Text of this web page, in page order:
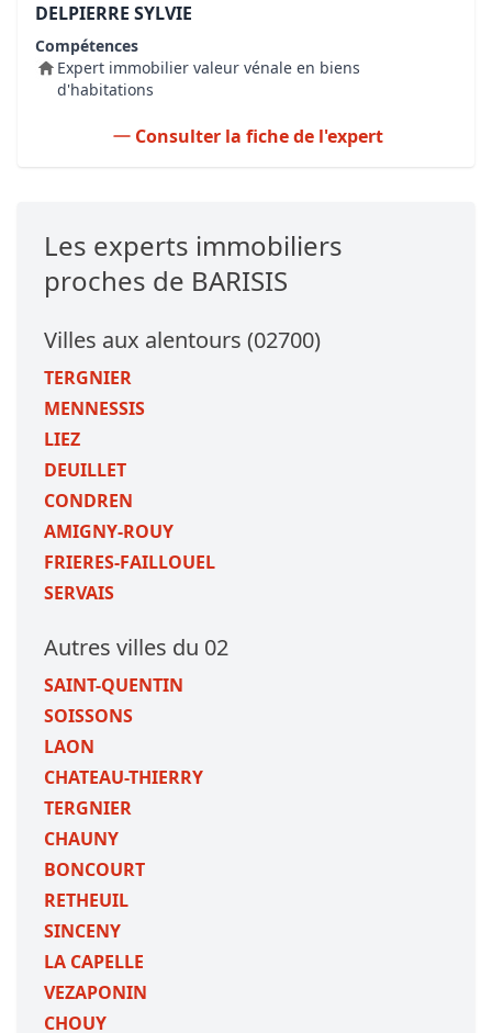
DELPIERRE SYLVIE
Compétences
Expert immobilier valeur vénale en biens
d'habitations
Consulter la fiche de l'expert
Les experts immobiliers
proches de BARISIS
Villes aux alentours (02700)
TERGNIER
MENNESSIS
LIEZ
DEUILLET
CONDREN
AMIGNY-ROUY
FRIERES-FAILLOUEL
SERVAIS
Autres villes du 02
SAINT-QUENTIN
SOISSONS
LAON
CHATEAU-THIERRY
TERGNIER
CHAUNY
BONCOURT
RETHEUIL
SINCENY
LA CAPELLE
VEZAPONIN
CHOUY